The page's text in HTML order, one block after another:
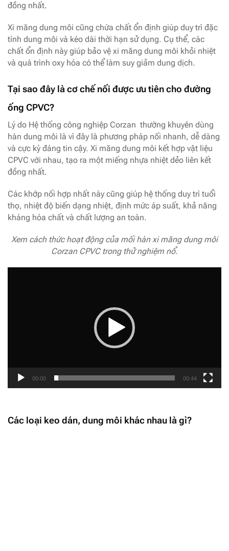
đồng nhất.
Xi măng dung môi cũng chứa chất ổn định giúp duy trì đặc
tính dung môi và kéo dài thời hạn sử dụng. Cụ thể, các
chất ổn định này giúp bảo vệ xi măng dung môi khỏi nhiệt
và quá trình oxy hóa có thể làm suy giảm dung dịch.
Tại sao đây là cơ chế nối được ưu tiên cho đường
ống CPVC?
Lý do Hệ thống công nghiệp Corzan thường khuyên dùng
hàn dung môi là vì đây là phương pháp nối nhanh, dễ dàng
và cực kỳ đáng tin cậy. Xi măng dung môi kết hợp vật liệu
CPVC với nhau, tạo ra một miếng nhựa nhiệt dẻo liên kết
đồng nhất.
Các khớp nối hợp nhất này cũng giúp hệ thống duy trì tuổi
thọ, nhiệt độ biến dạng nhiệt, định mức áp suất, khả năng
kháng hóa chất và chất lượng an toàn.
Xem cách thức hoạt động của mối hàn xi măng dung môi
Corzan CPVC trong thử nghiệm nổ.
00:00 00:44
Các loại keo dán, dung môi khác nhau là gì?